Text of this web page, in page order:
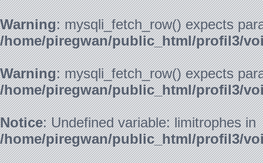
Warning: mysqli_fetch_row() expects
/home/piregwan/public_html/profil3/
Warning: mysqli_fetch_row() expects
/home/piregwan/public_html/profil3/
Notice: Undefined variable: limitrophes in
/home/piregwan/public_html/profil3/